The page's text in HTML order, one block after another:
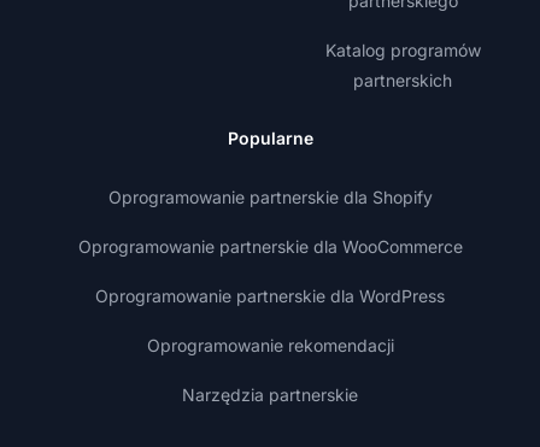
Katalog programów
partnerskich
Popularne
Oprogramowanie partnerskie dla Shopify
Oprogramowanie partnerskie dla WooCommerce
Oprogramowanie partnerskie dla WordPress
Oprogramowanie rekomendacji
Narzędzia partnerskie